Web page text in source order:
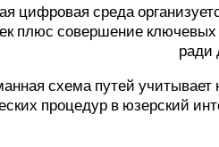
цифровая среда
плюс совершение
ради
схема путей
процедур в юзерский